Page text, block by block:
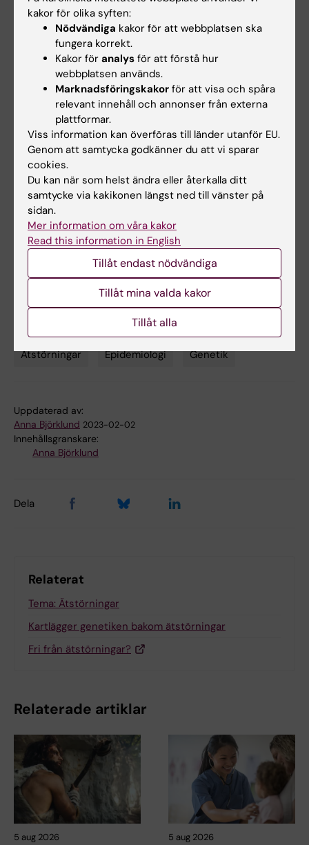
Lundbeckfonden, NIMH och Brain and
Behavior Research Foundation.
Flera av forskarna har mottagit arvoden av
privata företag för arbete som gjorts utanför
denna studie, se den vetenskapliga artikeln
för mer information.
Publikation
Etiology of the broad avoidant restrictive
food intake disorder phenotype in Swedish
twins aged 6 to 12 years ”, Lisa Dinkler, Marie-
Louis Wronski, Paul Lichtenstein, Sebastian
Lundström, Henrik Larsson, Nadia Micali, Mark
J. Taylor, Cynthia M. Bulik, JAMA Psychiatry,
online 1 februari 2023, doi:
10.1001/jamapsychiatry.2022.4612
Ätstörningar Epidemiologi Genetik
Uppdaterad av:
Anna Björklund 2023-02-02
Innehållsgranskare:
Anna Björklund
Dela
Relaterat
Tema: Ätstörningar
Kartlägger genetiken bakom ätstörningar
Fri från ätstörningar?
Relaterade artiklar
5 aug 2026 5 aug 2026
kakor för olika syften:
Nödvändiga kakor för att webbplatsen ska
fungera korrekt.
Kakor för analys för att förstå hur
webbplatsen används.
Marknadsföringskakor för att visa och spåra
relevant innehåll och annonser från externa
plattformar.
Viss information kan överföras till länder utanför EU.
Genom att samtycka godkänner du att vi sparar
cookies.
Du kan när som helst ändra eller återkalla ditt
samtycke via kakikonen längst ned till vänster på
sidan.
Mer information om våra kakor
Read this information in English
Tillåt endast nödvändiga
Tillåt mina valda kakor
Tillåt alla